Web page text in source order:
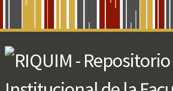
Main
Content